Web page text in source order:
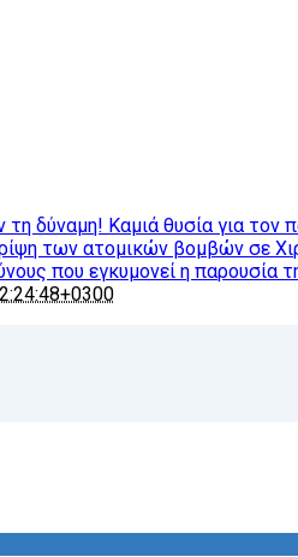
δύναμη! Καμιά θυσία για τον
των ατομικών βομβών σε
που εγκυμονεί η παρουσία